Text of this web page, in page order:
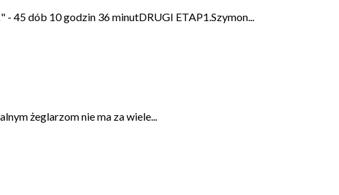
45 dób 10 godzin 36 minutDRUGI ETAP1.Szymon...
żeglarzom nie ma za wiele...